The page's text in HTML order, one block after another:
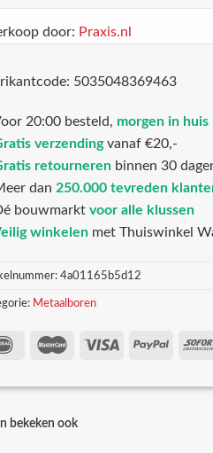
door: Praxis.nl
5035048369463
20:00 besteld, morgen in huis
verzendingvanaf €20,-
retourneren binnen 30
dan 250.000 tevreden
bouwmarkt voor alle klussen
winkelen met Thuiswinkel
4a01165b5d12
Metaalboren
bekeken ook